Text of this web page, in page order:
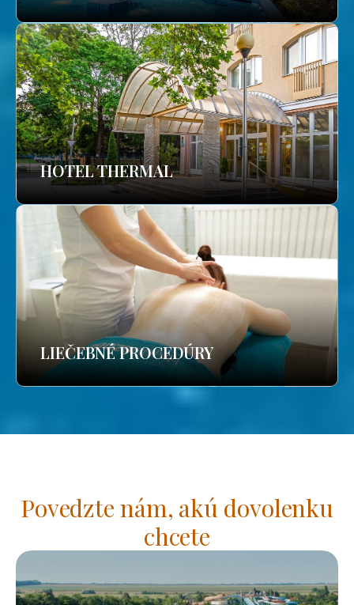
HOTEL THERMAL
LIEČEBNÉ PROCEDÚRY
Povedzte nám, akú dovolenku
chcete